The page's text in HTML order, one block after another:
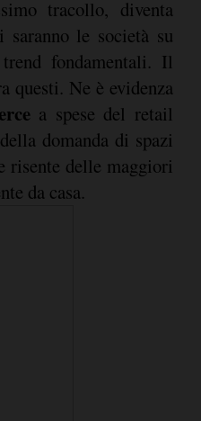
tracollo, diventa
saranno le società su
fondamentali. Il
questi. Ne è evidenza
a spese del retail
domanda di spazi
risente delle maggiori
da casa.